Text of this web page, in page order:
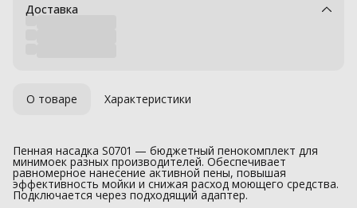
Доставка
О товаре Характеристики
Пенная насадка S0701 — бюджетный пенокомплект для
минимоек разных производителей. Обеспечивает
равномерное нанесение активной пены, повышая
эффективность мойки и снижая расход моющего средства.
Подключается через подходящий адаптер.